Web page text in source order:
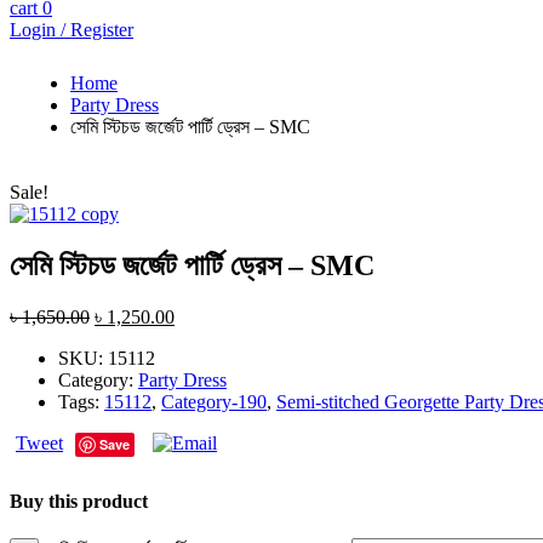
cart0
Login / Register
Home
Party Dress
সেমি স্টিচড জর্জেট পার্টি ড্রেস – SMC
Sale!
সেমি স্টিচড জর্জেট পার্টি ড্রেস – SMC
৳1,650.00 ৳ 1,250.00
SKU: 15112
Category: Party Dress
Tags: 15112, Category-190, Semi-stitched Georgette Party
Tweet
Save
Buy this product